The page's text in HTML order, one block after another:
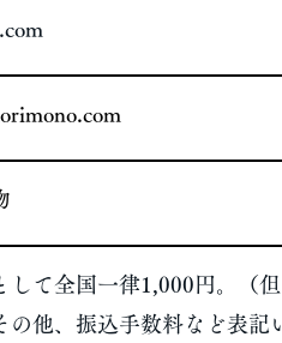
して全国一律1,000円。
（
の他、振込手数料など表記